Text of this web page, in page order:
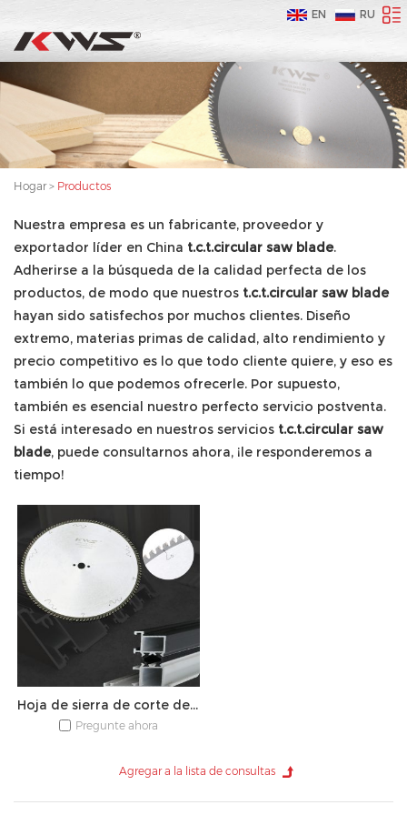
EN RU
Hogar> Productos
Nuestra empresa es un fabricante, proveedor y
exportador líder en China t.c.t.circular saw blade.
Adherirse a la búsqueda de la calidad perfecta de los
productos, de modo que nuestros t.c.t.circular saw blade
hayan sido satisfechos por muchos clientes. Diseño
extremo, materias primas de calidad, alto rendimiento y
precio competitivo es lo que todo cliente quiere, y eso es
también lo que podemos ofrecerle. Por supuesto,
también es esencial nuestro perfecto servicio postventa.
Si está interesado en nuestros servicios t.c.t.circular saw
blade, puede consultarnos ahora, ¡le responderemos a
tiempo!
Hoja de sierra de corte de aluminio TCT
Pregunte ahora